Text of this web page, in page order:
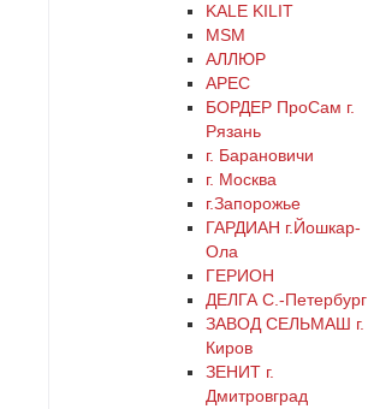
KALE KILIT
MSM
АЛЛЮР
АРЕС
БОРДЕР ПроСам г.
Рязань
г. Барановичи
г. Москва
г.Запорожье
ГАРДИАН г.Йошкар-
Ола
ГЕРИОН
ДЕЛГА С.-Петербург
ЗАВОД СЕЛЬМАШ г.
Киров
ЗЕНИТ г.
Дмитровград